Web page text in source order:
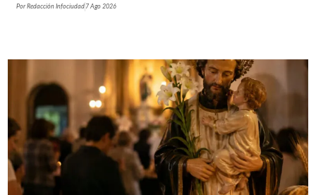
PorRedacción Infociudad 7 Ago 2026